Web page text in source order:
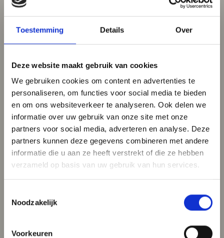
Toestemming Details Over
Deze website maakt gebruik van cookies
We gebruiken cookies om content en advertenties te
personaliseren, om functies voor social media te bieden
en om ons websiteverkeer te analyseren. Ook delen we
informatie over uw gebruik van onze site met onze
partners voor social media, adverteren en analyse. Deze
partners kunnen deze gegevens combineren met andere
informatie die u aan ze heeft verstrekt of die ze hebben
verzameld op basis van uw gebruik van hun services.
Noodzakelijk
Voorkeuren